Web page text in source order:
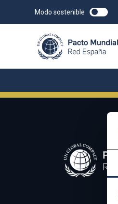
Modo sostenible